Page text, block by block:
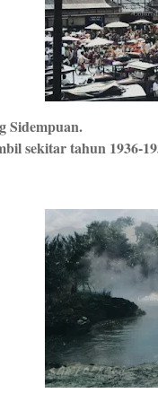
Sidempuan.
sekitar tahun 1936-